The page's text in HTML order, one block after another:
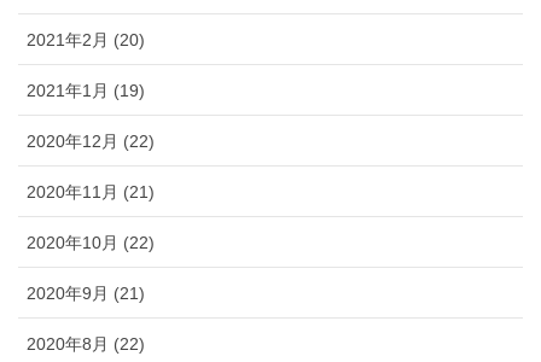
2021年2月 (20)
2021年1月 (19)
2020年12月 (22)
2020年11月 (21)
2020年10月 (22)
2020年9月 (21)
2020年8月 (22)